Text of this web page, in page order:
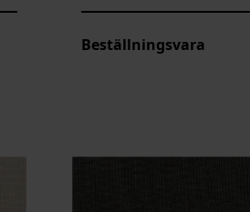
Beställningsvara